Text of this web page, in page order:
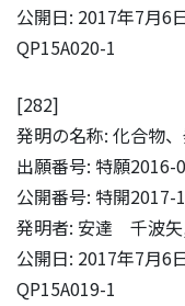
公開日: 2017年7月6
QP15A020-1
[282]
発明の名称: 化合物
出願番号: 特願2016-
公開番号: 特開2017-
発明者: 安達 千波
公開日: 2017年7月6
QP15A019-1